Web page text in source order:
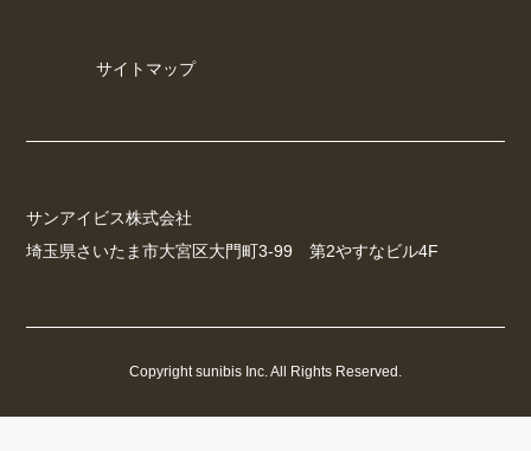
サイトマップ
サンアイビス株式会社
埼玉県さいたま市大宮区大門町3-99 第2やすなビル4F
Copyright sunibis Inc. All Rights Reserved.